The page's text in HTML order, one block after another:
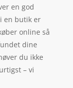
en god
en butik er
online så
dine
du ikke
– vi